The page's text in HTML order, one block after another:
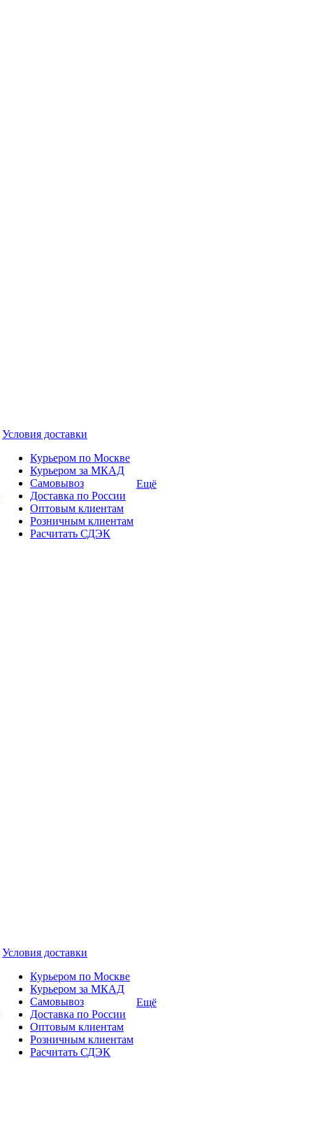
Условия доставки
Курьером по Москве
Курьером за МКАД
Самовывоз
Доставка по России
Оптовым клиентам
Розничным клиентам
Расчитать СДЭК
Ещё
Условия доставки
Курьером по Москве
Курьером за МКАД
Самовывоз
Доставка по России
Оптовым клиентам
Розничным клиентам
Расчитать СДЭК
Ещё